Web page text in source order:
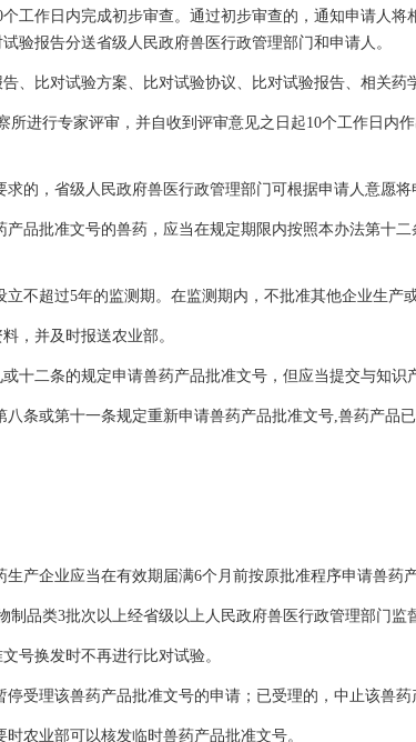
作日内完成初步审查。通过初步审查的，通知申请人将
验报告分送省级人民政府兽医行政管理部门和申请人。
比对试验方案、比对试验协议、比对试验报告、相关药
行专家评审，并自收到评审意见之日起10个工作日内
的，省级人民政府兽医行政管理部门可根据申请人意愿将
品批准文号的兽药，应当在规定期限内按照本办法第十
不超过5年的监测期。在监测期内，不批准其他企业生产
，并及时报送农业部。
二条的规定申请兽药产品批准文号，但应当提交与知识
条或第十一条规定重新申请兽药产品批准文号,兽药产品
产企业应当在有效期届满6个月前按原批准程序申请兽药
类3批次以上经省级以上人民政府兽医行政管理部门监
换发时不再进行比对试验。
受理该兽药产品批准文号的申请；已受理的，中止该兽药
农业部可以核发临时兽药产品批准文号。